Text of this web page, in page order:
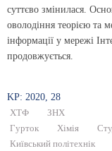
суттєво змінилася.
оволодіння теорією та
інформації у мережі
продовжується.
KP: 2020, 28
ХТФ
ЗНХ
Гурток
Хімія
Київський політехнік